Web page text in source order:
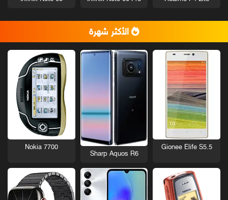
الأكثر شهرة
Gionee Elife S5.5
Sharp Aquos R6
Nokia 7700